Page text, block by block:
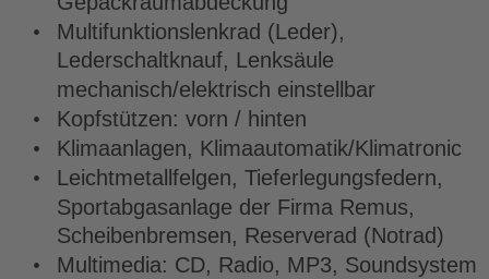
•
Multifunktionslenkrad (Leder),
Lederschaltknauf, Lenksäule
mechanisch/elektrisch einstellbar
•
Kopfstützen: vorn / hinten
•
Klimaanlagen, Klimaautomatik/Klimatronic
•
Leichtmetallfelgen, Tieferlegungsfedern,
Sportabgasanlage der Firma Remus,
Scheibenbremsen, Reserverad (Notrad)
•
Multimedia: CD, Radio, MP3, Soundsystem